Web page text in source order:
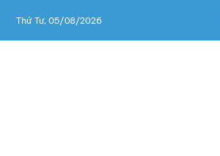
Thứ Tư, 05/08/2026